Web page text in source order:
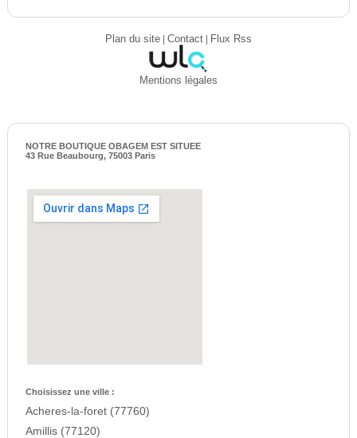
Plan du site| Contact| Flux Rss
Mentions légales
NOTRE BOUTIQUE OBAGEM EST SITUEE
43 Rue Beaubourg, 75003 Paris
Choisissez une ville :
Acheres-la-foret (77760)
Amillis (77120)